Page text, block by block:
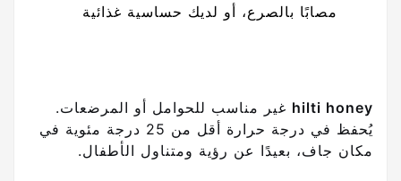
مصابًا بالصرع، أو لديك حساسية غذائية
hilti honey غير مناسب للحوامل أو المرضعات.
يُحفظ في درجة حرارة أقل من 25 درجة مئوية في
مكان جاف، بعيدًا عن رؤية ومتناول الأطفال.